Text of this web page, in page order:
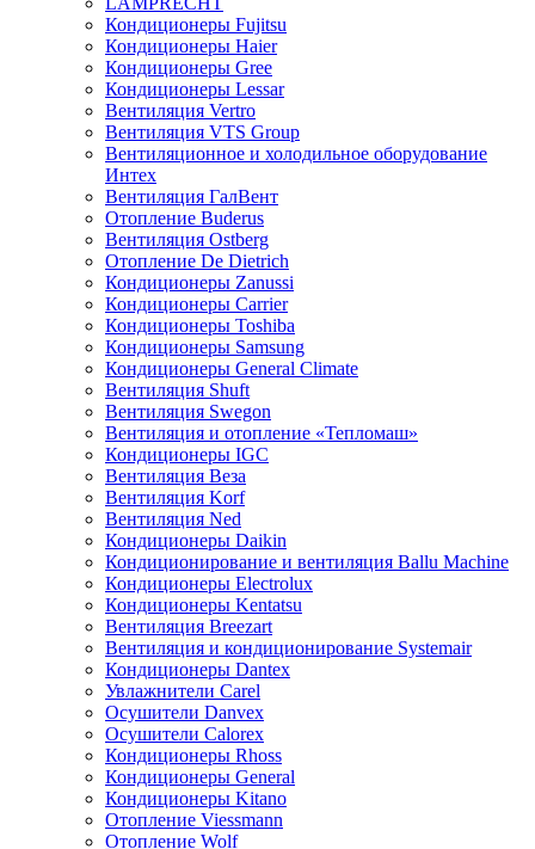
Кондиционеры Fujitsu
Кондиционеры Haier
Кондиционеры Gree
Кондиционеры Lessar
Вентиляция Vertro
Вентиляция VTS Group
Вентиляционное и холодильное оборудование
Интех
Вентиляция ГалВент
Отопление Buderus
Вентиляция Ostberg
Отопление De Dietrich
Кондиционеры Zanussi
Кондиционеры Carrier
Кондиционеры Toshiba
Кондиционеры Samsung
Кондиционеры General Climate
Вентиляция Shuft
Вентиляция Swegon
Вентиляция и отопление «Тепломаш»
Кондиционеры IGC
Вентиляция Веза
Вентиляция Korf
Вентиляция Ned
Кондиционеры Daikin
Кондиционирование и вентиляция Ballu Machine
Кондиционеры Electrolux
Кондиционеры Kentatsu
Вентиляция Breezart
Вентиляция и кондиционирование Systemair
Кондиционеры Dantex
Увлажнители Carel
Осушители Danvex
Осушители Calorex
Кондиционеры Rhoss
Кондиционеры General
Кондиционеры Kitano
Отопление Viessmann
Отопление Wolf